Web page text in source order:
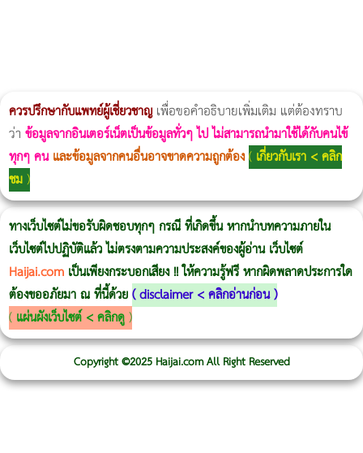
ควรปรึกษากับแพทย์ผู้เชี่ยวชาญเพื่อขอคำอธิบายเพิ่มเติม แต่ต้องทราบ
ว่า ข้อมูลจากอินเตอร์เน็ตเป็นข้อมูลทั่วๆ ไป ไม่สามารถนำมาใช้ได้กับคนไข้
ทุกๆ คน และข้อมูลจากคนอื่นอาจขาดความถูกต้อง( เกี่ยวกับเรา < คลิก
ชม)
ทางเว็บไซต์ไม่ขอรับผิดชอบทุกๆ กรณี ที่เกิดขึ้น หากนำบทความภายใน
เว็บไซต์ไปปฏิบัติแล้ว ไม่ตรงตามความประสงค์ของผู้อ่าน เว็บไซต์
Haijai.com เป็นเพียงกระบอกเสียง !! ให้ความรู้ฟรี หากผิดพลาดประการใด
ต้องขออภัยมา ณ ที่นี้ด้วย(disclaimer < คลิกอ่านก่อน)
( แผ่นผังเว็บไซต์ < คลิกดู)
Copyright ©2025 Haijai.com All Right Reserved